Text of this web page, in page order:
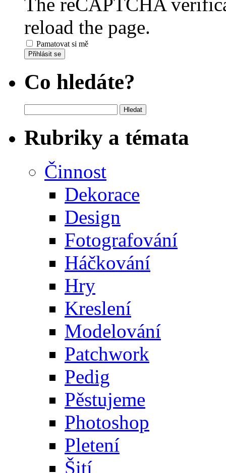
reload the page.
Pamatovat si mě
Přihlásit se
Co hledáte?
Rubriky a témata
Činnost
Dekorace
Design
Fotografování
Háčkování
Hry
Kreslení
Modelování
Patchwork
Pedig
Pěstujeme
Photoshop
Pletení
Šití